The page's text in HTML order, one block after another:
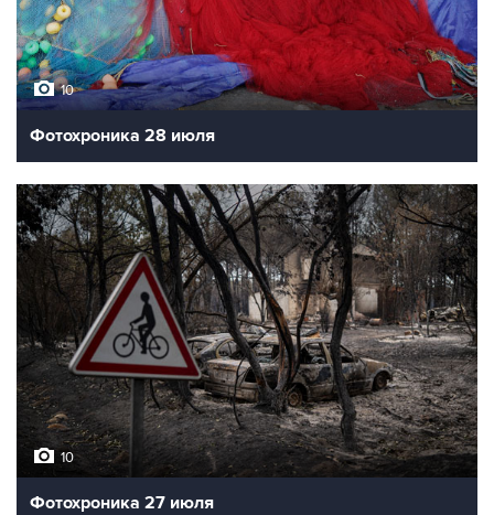
10
Фотохроника 28 июля
10
Фотохроника 27 июля